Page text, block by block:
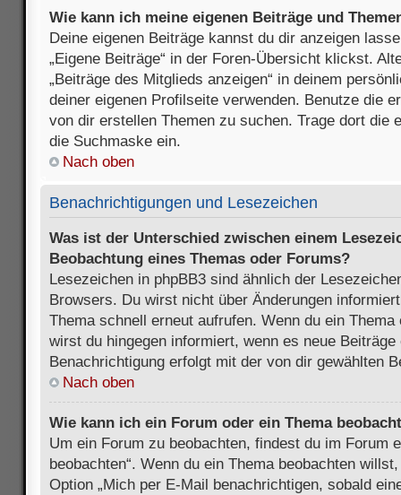
Wie kann ich meine eigenen Beiträge und
Deine eigenen Beiträge kannst du dir anzeigen
„Eigene Beiträge“ in der Foren-Übersicht klickst.
„Beiträge des Mitglieds anzeigen“ in deinem
deiner eigenen Profilseite verwenden. Benutze die
von dir erstellen Themen zu suchen. Trage dort die
die Suchmaske ein.
Nach oben
Benachrichtigungen und Lesezeichen
Was ist der Unterschied zwischen einem
Beobachtung eines Themas oder Forums?
Lesezeichen in phpBB3 sind ähnlich der
Browsers. Du wirst nicht über Änderungen
Thema schnell erneut aufrufen. Wenn du ein
wirst du hingegen informiert, wenn es neue
Benachrichtigung erfolgt mit der von dir gewählten
Nach oben
Wie kann ich ein Forum oder ein Thema
Um ein Forum zu beobachten, findest du im Forum
beobachten“. Wenn du ein Thema beobachten
Option „Mich per E-Mail benachrichtigen, sobald